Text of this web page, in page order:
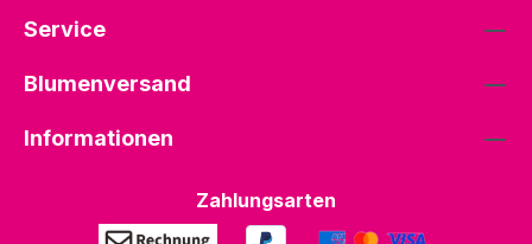
Service
Blumenversand
Informationen
Zahlungsarten